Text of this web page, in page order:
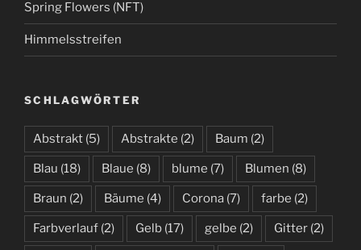
Spring Flowers (NFT)
Himmelsstreifen
SCHLAGWÖRTER
Abstrakt (5) Abstrakte (2) Baum (2)
Blau (18) Blaue (8) blume (7) Blumen (8)
Braun (2) Bäume (4) Corona (7) farbe (2)
Farbverlauf (2) Gelb (17) gelbe (2) Gitter (2)